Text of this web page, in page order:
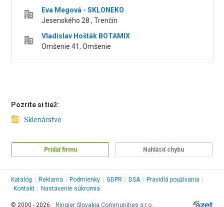
Eva Megová - SKLONEKO
Jesenského 28 , Trenčín
Vladislav Hošták BOTAMIX
Omšenie 41, Omšenie
Pozrite si tiež:
Sklenárstvo
Pridať firmu Nahlásiť chybu
Katalóg Reklama Podmienky GDPR DSA Pravidlá používania
Kontakt
Nastavenie súkromia
© 2000 - 2026, Ringier Slovakia Communities s.r.o.